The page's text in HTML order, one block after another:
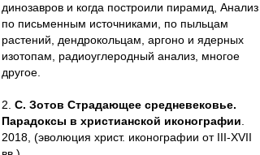
динозавров и когда построили пирамид, Анализ
по письменным источниками, по пыльцам
растений, дендрокольцам, аргоно и ядерных
изотопам, радиоуглеродный анализ, многое
другое.
2. С. Зотов Страдающее средневековье.
Парадоксы в христианской иконографии
2018, (эволюция христ. иконографии от III-XVII